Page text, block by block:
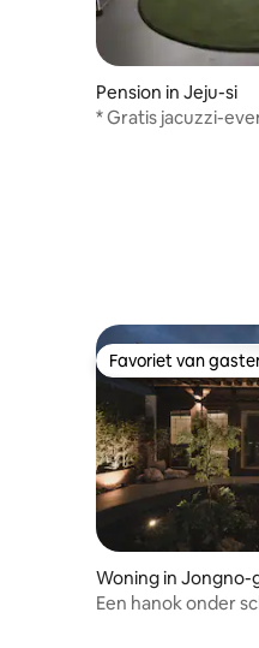
Pension in Jeju-si
* Gratis jacuzzi-
Favoriet van
Favoriet van
Woning in Jongno-
Een hanok onder